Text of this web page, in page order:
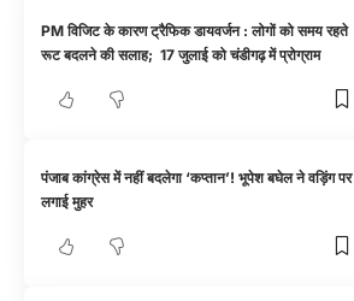
PM विजिट के कारण ट्रैफिक डायवर्जन : लोगों को समय रहते
रूट बदलने की सलाह; 17 जुलाई को चंडीगढ़ में प्रोग्राम
पंजाब कांग्रेस में नहीं बदलेगा ‘कप्तान’! भूपेश बघेल ने वड़िंग पर
लगाई मुहर